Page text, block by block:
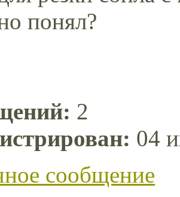
понял?
2
04
сообщение